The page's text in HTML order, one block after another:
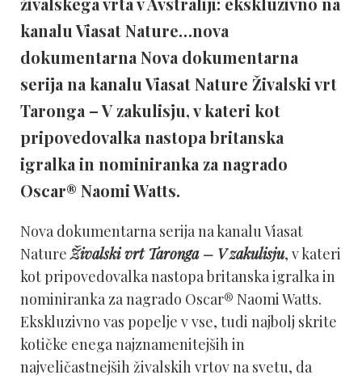
kanalu Viasat Nature…nova
dokumentarna Nova dokumentarna
serija na kanalu Viasat Nature Živalski vrt
Taronga – V zakulisju, v kateri kot
pripovedovalka nastopa britanska
igralka in nominiranka za nagrado
Oscar® Naomi Watts.
Nova dokumentarna serija na kanalu Viasat
NatureŽivalski vrt Taronga – V zakulisju, v kateri
kot pripovedovalka nastopa britanska igralka in
nominiranka za nagrado Oscar® Naomi Watts.
Ekskluzivno vas popelje v vse, tudi najbolj skrite
kotičke enega najznamenitejših in
najveličastnejših živalskih vrtov na svetu, da